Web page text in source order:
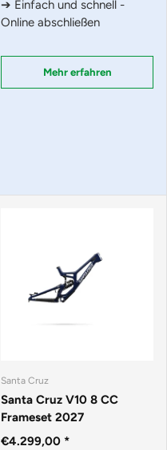
➔ Einfach und schnell -
Online abschließen
Mehr erfahren
Santa Cruz
Santa Cruz V10 8 CC
Frameset 2027
€4.299,00 *